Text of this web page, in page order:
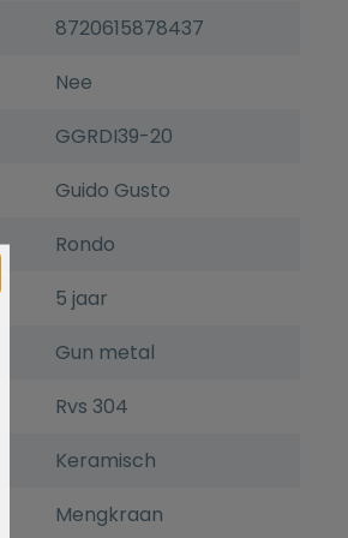
8720615878437
Nee
GGRDI39-20
Guido Gusto
Rondo
5 jaar
Gun metal
Rvs 304
Keramisch
Mengkraan